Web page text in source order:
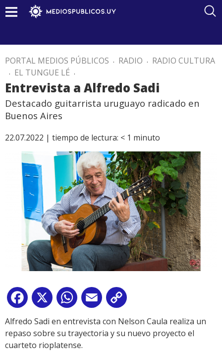
PORTAL MEDIOS PÚBLICOS . RADIO . RADIO CULTURA
. EL TUNGUE LÉ .
Entrevista a Alfredo Sadi
Destacado guitarrista uruguayo radicado en
Buenos Aires
22.07.2022 | tiempo de lectura: < 1 minuto
Facebook
X WhatsApp
Email
Link
Alfredo Sadi en entrevista con Nelson Caula realiza un
repaso sobre su trayectoria y su nuevo proyecto el
cuarteto rioplatense.